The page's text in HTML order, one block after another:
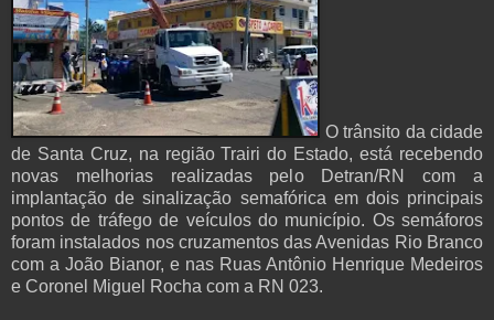
O trânsito da cidade
de Santa Cruz, na região Trairi do Estado, está recebendo
novas melhorias realizadas pelo Detran/RN com a
implantação de sinalização semafórica em dois principais
pontos de tráfego de veículos do município. Os semáforos
foram instalados nos cruzamentos das Avenidas Rio Branco
com a João Bianor, e nas Ruas Antônio Henrique Medeiros
e Coronel Miguel Rocha com a RN 023.